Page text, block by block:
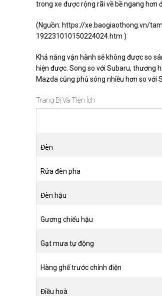
trong xe được rộng rãi về bề ngang hơn
(Nguồn: https://xe.baogiaothong.vn/
192231010150224024.htm )
Khả năng vận hành sẽ không được so
hiện được. Song so với Subaru, thương
Mazda cũng phủ sóng nhiều hơn so với
Trang Bị Và Tiện Ích
Đèn
Rửa đèn pha
Đèn hậu
Gương chiếu hậu
Gạt mưa tự động
Hàng ghế trước chỉnh điện
Điều hoà